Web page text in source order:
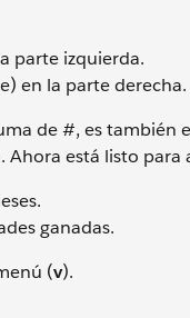
parte izquierda.
en la parte derecha.
de #, es también
está listo para
ganadas.
(v).